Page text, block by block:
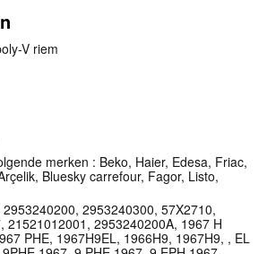
V riem
merken : Beko, Haier, Edesa, Friac,
Bluesky carrefour, Fagor, Listo,
2953240300, 57X2710,
21521012001, 2953240200A, 1967 H
PHE, 1967H9EL, 1966H9, 1967H9, , EL